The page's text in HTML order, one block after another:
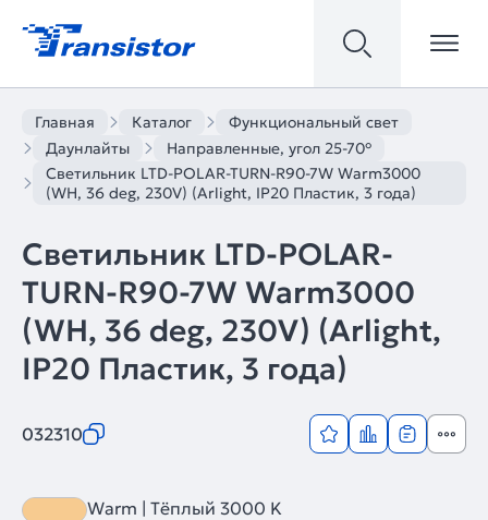
Главная Каталог
Функциональный свет
Даунлайты
Направленные, угол 25-70°
Светильник LTD-POLAR-TURN-R90-7W Warm3000
(WH, 36 deg, 230V) (Arlight, IP20 Пластик, 3 года)
Светильник LTD-POLAR-
TURN-R90-7W Warm3000
(WH, 36 deg, 230V) (Arlight,
IP20 Пластик, 3 года)
032310
Warm | Тёплый 3000 K